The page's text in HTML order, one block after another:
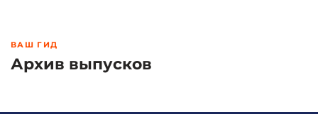
ВАШ ГИД
Архив выпусков